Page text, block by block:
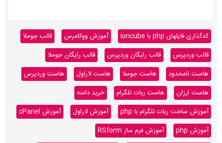
کدگذاری فایلهای php با ioncube آموزش ووکامرس
قالب جوملا
قالب وردپرس
قالب رایگان وردپرس
قالب رایگان جوملا
هاست نامحدود
هاست جوملا هاست لاراول
هاست وردپرس
هاست ارزان
هاست ربات تلگرام
خرید دامنه
آموزش ساخت ربات تلگرام با php
آموزش لاراول
آموزش cPanel
آموزش php
آموزش فرم ساز RSform